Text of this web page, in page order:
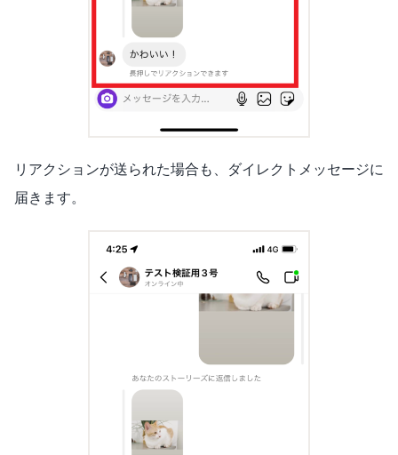
リアクションが送られた場合も、ダイレクトメッセージに
届きます。